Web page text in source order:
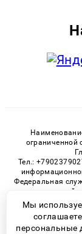
ограниченной
Тел.:
Федеральная
Мы
персональные